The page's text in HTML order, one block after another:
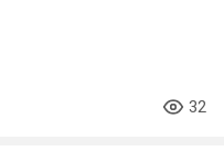
32